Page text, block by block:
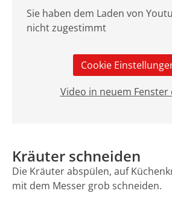
Sie haben dem Laden von
nicht zugestimmt
Cookie
Video in neuem Fenster
Kräuter schneiden
Die Kräuter abspülen, auf
mit dem Messer grob schneiden.